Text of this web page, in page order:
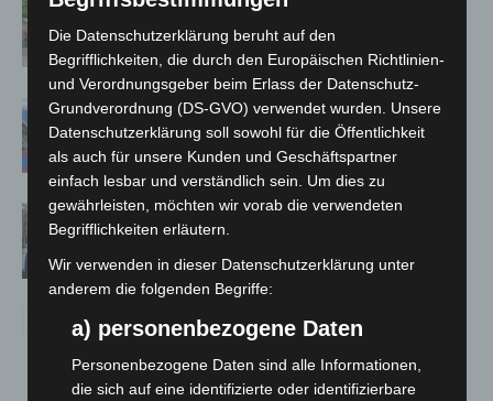
Notfallsanitäter starten beim Roten
Kreuz
Mann läuft mit Hockeyschläger über
A7 – Polizei sucht Zeugen
Celle: Mensch stirbt bei Bagger-Unfall
auf Baustelle
Die Datenschutzerklärung beruht auf den
Begrifflichkeiten, die durch den Europäischen Richtlinien-
und Verordnungsgeber beim Erlass der Datenschutz-
Grundverordnung (DS-GVO) verwendet wurden. Unsere
Datenschutzerklärung soll sowohl für die Öffentlichkeit
als auch für unsere Kunden und Geschäftspartner
einfach lesbar und verständlich sein. Um dies zu
gewährleisten, möchten wir vorab die verwendeten
Begrifflichkeiten erläutern.
Wir verwenden in dieser Datenschutzerklärung unter
anderem die folgenden Begriffe:
a) personenbezogene Daten
Personenbezogene Daten sind alle Informationen,
die sich auf eine identifizierte oder identifizierbare